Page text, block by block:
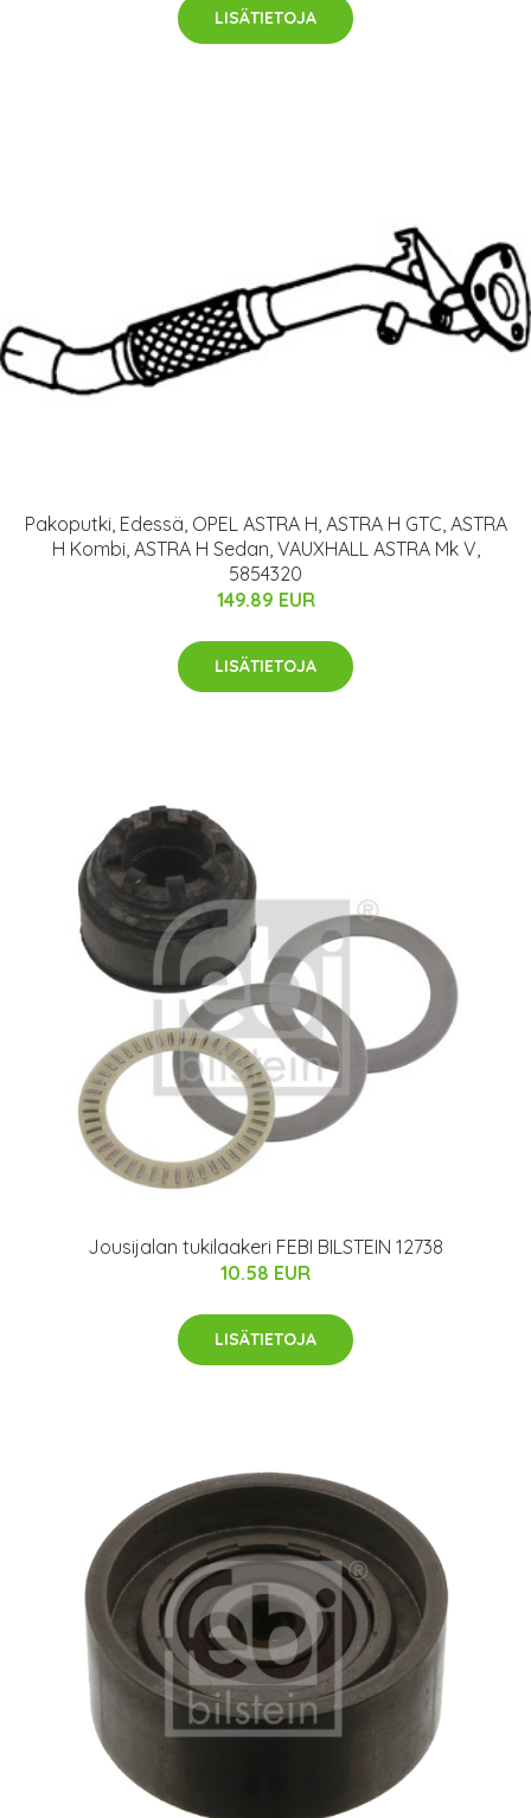
LISÄTIETOJA
Pakoputki, Edessä, OPEL ASTRA H, ASTRA H GTC, ASTRA
H Kombi, ASTRA H Sedan, VAUXHALL ASTRA Mk V,
5854320
149.89 EUR
LISÄTIETOJA
Jousijalan tukilaakeri FEBI BILSTEIN 12738
10.58 EUR
LISÄTIETOJA